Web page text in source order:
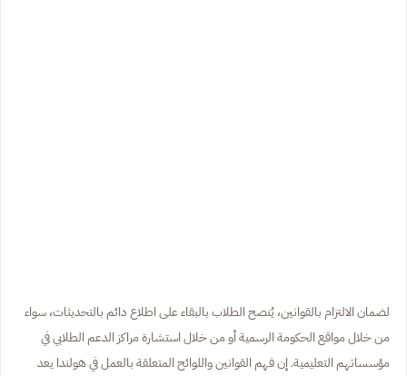
لضمان الالتزام بالقوانين، يُنصح الطلاب بالبقاء على اطلاع دائم بالتحديثات، سواء
من خلال مواقع الحكومة الرسمية أو من خلال استشارة مراكز الدعم الطلابي في
مؤسساتهم التعليمية. إن فهم القوانين واللوائح المتعلقة بالعمل في هولندا يعد